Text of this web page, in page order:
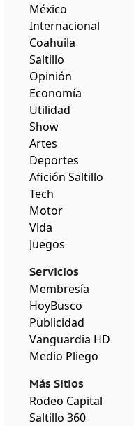
México
Internacional
Coahuila
Saltillo
Opinión
Economía
Utilidad
Show
Artes
Deportes
Afición Saltillo
Tech
Motor
Vida
Juegos
Servicios
Membresía
HoyBusco
Publicidad
Vanguardia HD
Medio Pliego
Más Sitios
Rodeo Capital
Saltillo 360